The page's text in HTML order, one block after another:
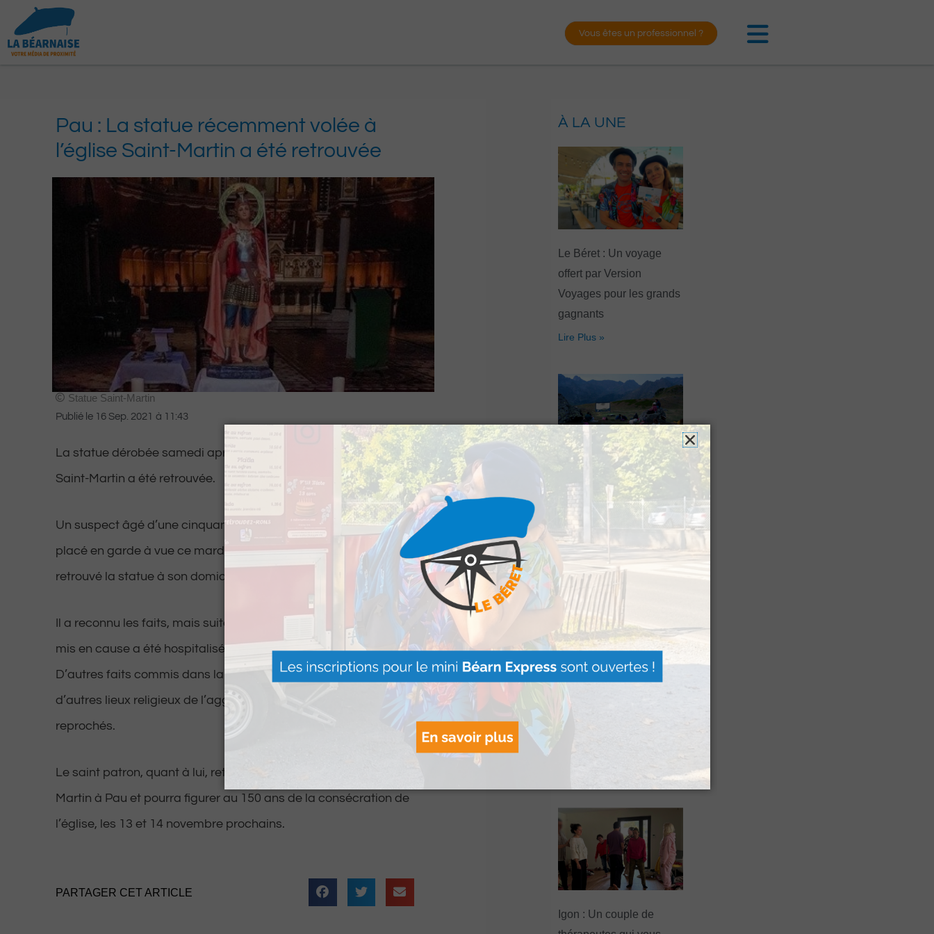
contenu
Vous êtes un professionnel ?
Pau : La statue récemment volée à
l’église Saint-Martin a été retrouvée
Statue Saint-Martin
Publié le 16 Sep. 2021 à 11:43
La statue dérobée samedi après-midi lors d’un baptême à l’église
Saint-Martin a été retrouvée.
Un suspect âgé d’une cinquantaine d’année a été identifié et
placé en garde à vue ce mardi après que les enquêteurs aient
retrouvé la statue à son domicile.
Il a reconnu les faits, mais suite à une expertise psychiatrique le
mis en cause a été hospitalisé au Centre Hospitalier des Pyrénées.
D’autres faits commis dans la même église ainsi que dans
d’autres lieux religieux de l’agglomération lui sont également
reprochés.
Le saint patron, quant à lui, retrouvera sa place dans l’église Saint-
Martin à Pau et pourra figurer au 150 ans de la consécration de
l’église, les 13 et 14 novembre prochains.
PARTAGER CET ARTICLE
À LA UNE
Le Béret : Un voyage
offert par Version
Voyages pour les grands
gagnants
Lire Plus »
Artouste : Le Festival
Image Montagne
s’installe à la Sagette
Lire Plus »
se poursuit jusqu’à la fin
de l’été à La Pierre Saint-
Igon : Un couple de